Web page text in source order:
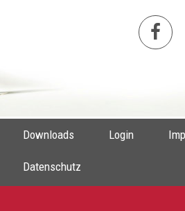
Downloads Login
Datenschutz